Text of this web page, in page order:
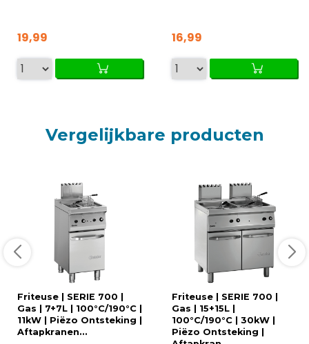
19,99 16,99
Vergelijkbare producten
Friteuse | SERIE 700 |
Gas | 7+7L | 100°C/190°C |
11kW | Piëzo Ontsteking |
Aftapkranen...
Friteuse | SERIE 700 |
Gas | 15+15L |
100°C/190°C | 30kW |
Piëzo Ontsteking |